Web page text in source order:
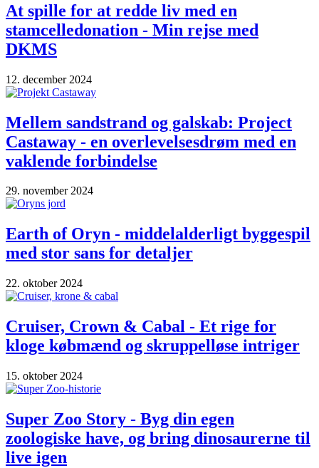
At spille for at redde liv med en
stamcelledonation - Min rejse med
DKMS
12. december 2024
Mellem sandstrand og galskab: Project
Castaway - en overlevelsesdrøm med en
vaklende forbindelse
29. november 2024
Earth of Oryn - middelalderligt byggespil
med stor sans for detaljer
22. oktober 2024
Cruiser, Crown & Cabal - Et rige for
kloge købmænd og skruppelløse intriger
15. oktober 2024
Super Zoo Story - Byg din egen
zoologiske have, og bring dinosaurerne til
live igen